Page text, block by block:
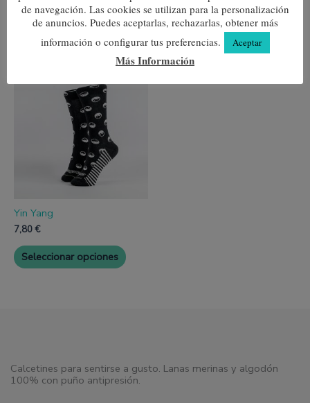
Seleccionar opciones
Yin Yang
7,80€
Seleccionar opciones
Este
producto
Calcetines para sentirse a gusto. Lanas merinas y algodón
100% con puño antipresión.
de navegación. Las cookies se utilizan para la personalización
de anuncios. Puedes aceptarlas, rechazarlas, obtener más
información o configurar tus preferencias.
Aceptar
Más Información